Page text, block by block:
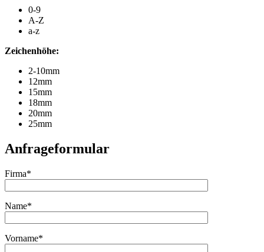
0-9
A-Z
a-z
Zeichenhöhe:
2-10mm
12mm
15mm
18mm
20mm
25mm
Anfrageformular
Firma*
Name*
Vorname*